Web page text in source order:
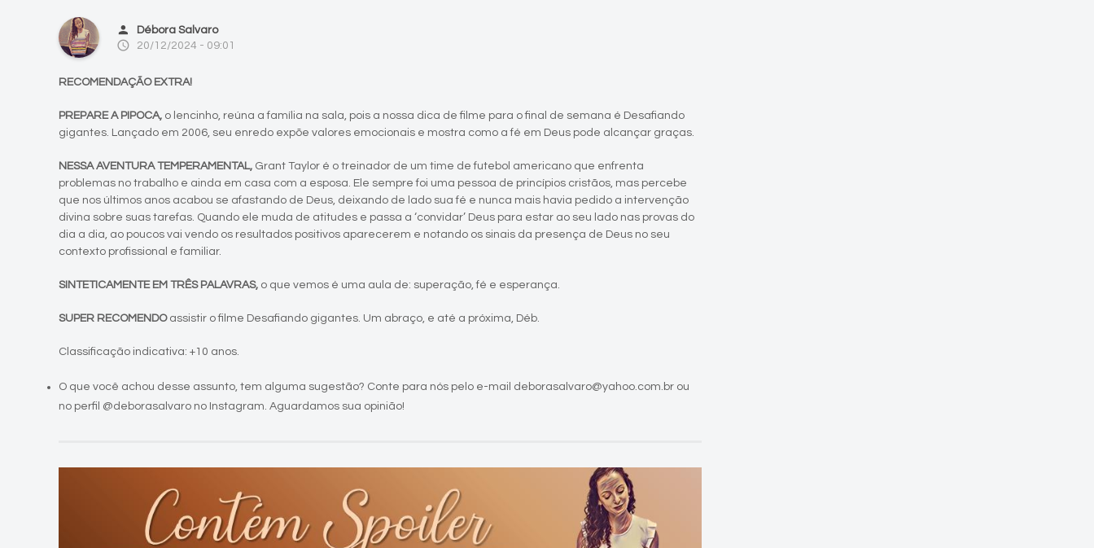
person Débora Salvaro
access_time 20/12/2024 - 09:01
RECOMENDAÇÃO EXTRA!
PREPARE A PIPOCA, o lencinho, reúna a família na sala, pois a nossa dica de filme para o final de semana é Desafiando
gigantes. Lançado em 2006, seu enredo expõe valores emocionais e mostra como a fé em Deus pode alcançar graças.
NESSA AVENTURA TEMPERAMENTAL, Grant Taylor é o treinador de um time de futebol americano que enfrenta
problemas no trabalho e ainda em casa com a esposa. Ele sempre foi uma pessoa de princípios cristãos, mas percebe
que nos últimos anos acabou se afastando de Deus, deixando de lado sua fé e nunca mais havia pedido a intervenção
divina sobre suas tarefas. Quando ele muda de atitudes e passa a ‘convidar’ Deus para estar ao seu lado nas provas do
dia a dia, ao poucos vai vendo os resultados positivos aparecerem e notando os sinais da presença de Deus no seu
contexto profissional e familiar.
SINTETICAMENTE EM TRÊS PALAVRAS, o que vemos é uma aula de: superação, fé e esperança.
SUPER RECOMENDOassistir o filme Desafiando gigantes. Um abraço, e até a próxima, Déb.
Classificação indicativa: +10 anos.
O que você achou desse assunto, tem alguma sugestão? Conte para nós pelo e-mail deborasalvaro@yahoo.com.br ou
no perfil @deborasalvaro no Instagram. Aguardamos sua opinião!